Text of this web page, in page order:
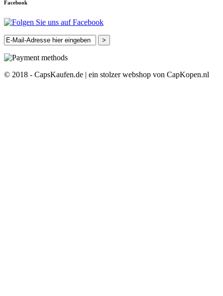
Facebook
>
© 2018 - CapsKaufen.de | ein stolzer webshop von CapKopen.nl